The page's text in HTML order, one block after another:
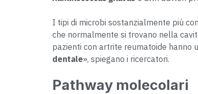
I tipi di microbi sostanzialmente più
che normalmente si trovano nella
pazienti con artrite reumatoide hanno
dentale», spiegano i ricercatori.
Pathway molecolari